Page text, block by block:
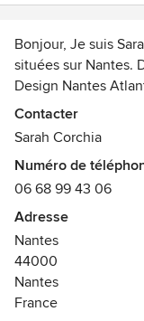
Bonjour, Je suis
situées sur Nantes.
Design Nantes
dans vos
professionnels. Mes
qu’aux 3d photos
À l’affut des
décoration
vos envies.
Contacter
Sarah Corchia
Numéro de
06 68 99 43 06
Adresse
Nantes
44000
Nantes
France